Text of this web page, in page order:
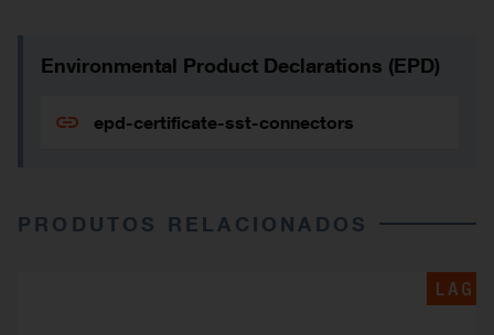
Environmental Product Declarations (EPD)
epd-certificate-sst-connectors
PRODUTOS RELACIONADOS
LAG